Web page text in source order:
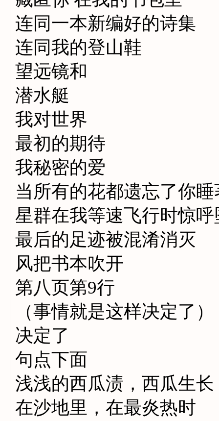
连同一本新编好的诗集
连同我的登山鞋
望远镜和
潜水艇
我对世界
最初的期待
我秘密的爱
当所有的花都遗忘了你
星群在我等速飞行时惊呼
最后的足迹被混淆消灭
风把书本吹开
第八页第9行
（事情就是这样决定了）
决定了
句点下面
浅浅的西瓜渍，西瓜生长
在沙地里，在最炎热时